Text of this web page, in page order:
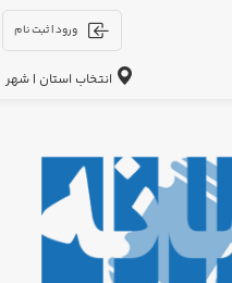
ورود | ثبت نام
انتخاب استان | شهر